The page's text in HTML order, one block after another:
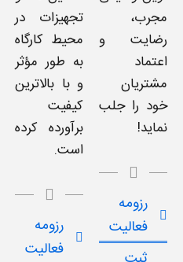
مجرب،
رضایت و
اعتماد
مشتریان
خود را جلب
نماید!
رزومه
فعالیت
تجهیزات در
محیط کارگاه
به طور مؤثر
و با بالاترین
کیفیت
برآورده کرده
است.
رزومه
فعالیت